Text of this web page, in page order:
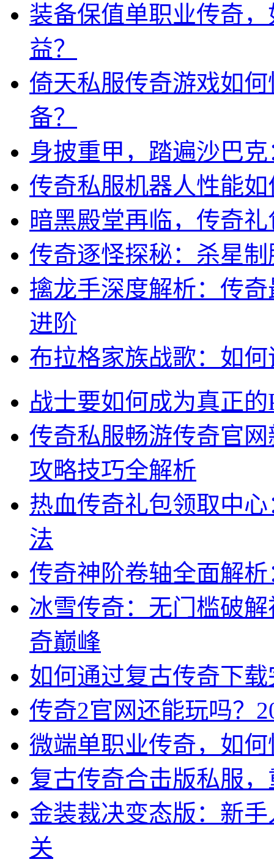
装备保值单职业传奇
益？
倚天私服传奇游戏如
备？
身披重甲，踏遍沙巴
传奇私服机器人性能
暗黑殿堂再临，传奇
传奇逐怪探秘：杀星
擒龙手深度解析：传
进阶
布拉格家族战歌：如
战士要如何成为真正
传奇私服畅游传奇官
攻略技巧全解析
热血传奇礼包领取中
法
传奇神阶卷轴全面解
冰雪传奇：无门槛破
奇巅峰
如何通过复古传奇下
传奇2官网还能玩吗？
微端单职业传奇，如
复古传奇合击版私服
金装裁决变态版：新
关